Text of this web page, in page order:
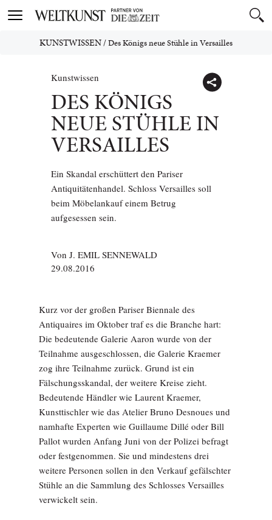
Toggle
KUNSTWISSEN/Des Königs neue Stühle in Versailles
Kunstwissen
DES KÖNIGS
NEUE STÜHLE IN
VERSAILLES
Ein Skandal erschüttert den Pariser
Antiquitätenhandel. Schloss Versailles soll
beim Möbelankauf einem Betrug
aufgesessen sein.
Von J. EMIL SENNEWALD
29.08.2016
Kurz vor der großen Pariser Biennale des
Antiquaires im Oktober traf es die Branche hart:
Die bedeutende Galerie Aaron wurde von der
Teilnahme ausgeschlossen, die Galerie Kraemer
zog ihre Teilnahme zurück. Grund ist ein
Fälschungsskandal, der weitere Kreise zieht.
Bedeutende Händler wie Laurent Kraemer,
Kunsttischler wie das Atelier Bruno Desnoues und
namhafte Experten wie Guillaume Dillé oder Bill
Pallot wurden Anfang Juni von der Polizei befragt
oder festgenommen. Sie und mindestens drei
weitere Personen sollen in den Verkauf gefälschter
Stühle an die Sammlung des Schlosses Versailles
verwickelt sein.